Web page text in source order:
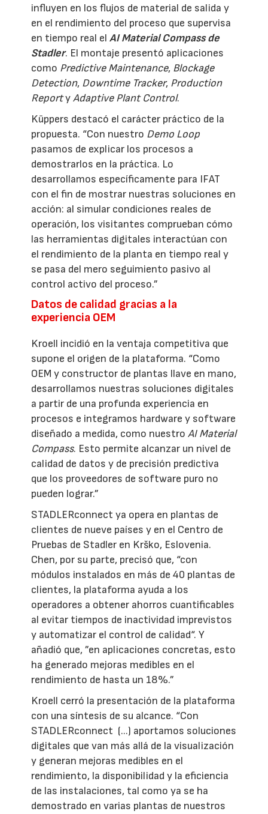
influyen en los flujos de material de salida y
en el rendimiento del proceso que supervisa
en tiempo real elAI Material Compass de
Stadler. El montaje presentó aplicaciones
como Predictive Maintenance, Blockage
Detection, Downtime Tracker, Production
ReportyAdaptive Plant Control.
Küppers destacó el carácter práctico de la
propuesta. “Con nuestro Demo Loop
pasamos de explicar los procesos a
demostrarlos en la práctica. Lo
desarrollamos específicamente para IFAT
con el fin de mostrar nuestras soluciones en
acción: al simular condiciones reales de
operación, los visitantes comprueban cómo
las herramientas digitales interactúan con
el rendimiento de la planta en tiempo real y
se pasa del mero seguimiento pasivo al
control activo del proceso.”
Datos de calidad gracias a la
experiencia OEM
Kroell incidió en la ventaja competitiva que
supone el origen de la plataforma. “Como
OEM y constructor de plantas llave en mano,
desarrollamos nuestras soluciones digitales
a partir de una profunda experiencia en
procesos e integramos hardware y software
diseñado a medida, como nuestroAI Material
Compass. Esto permite alcanzar un nivel de
calidad de datos y de precisión predictiva
que los proveedores de software puro no
pueden lograr.”
STADLERconnect ya opera en plantas de
clientes de nueve países y en el Centro de
Pruebas de Stadler en Krško, Eslovenia.
Chen, por su parte, precisó que, “con
módulos instalados en más de 40 plantas de
clientes, la plataforma ayuda a los
operadores a obtener ahorros cuantificables
al evitar tiempos de inactividad imprevistos
y automatizar el control de calidad“. Y
añadió que, ”en aplicaciones concretas, esto
ha generado mejoras medibles en el
rendimiento de hasta un 18%.”
Kroell cerró la presentación de la plataforma
con una síntesis de su alcance. “Con
STADLERconnect (...) aportamos soluciones
digitales que van más allá de la visualización
y generan mejoras medibles en el
rendimiento, la disponibilidad y la eficiencia
de las instalaciones, tal como ya se ha
demostrado en varias plantas de nuestros